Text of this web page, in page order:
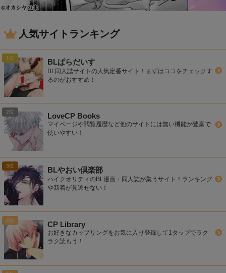
人気サイトランキング
BLぱらだいす
BL同人誌サイトの人気定番サイト！まずはココをチェックす
るのがおすすめ！
LoveCP Books
マイページや閲覧履歴など他のサイトには無い機能が豊富で
使いやすい！
BLやおい倶楽部
ハイクオリティのBL漫画・同人誌が集うサイト！ランキング
や新着が見逃せない！
CP Library
お好きなカップリングをお気に入り登録して1タップでラク
ラク読もう！